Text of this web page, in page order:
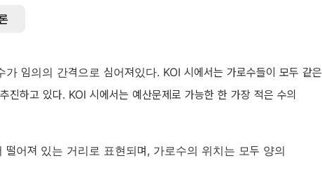
임의의 간격으로 심어져있다. KOI 시에서는 가로수들이 모두 같은
진하고 있다. KOI 시에서는 예산문제로 가능한 한 가장 적은 수의
어져 있는 거리로 표현되며, 가로수의 위치는 모두 양의